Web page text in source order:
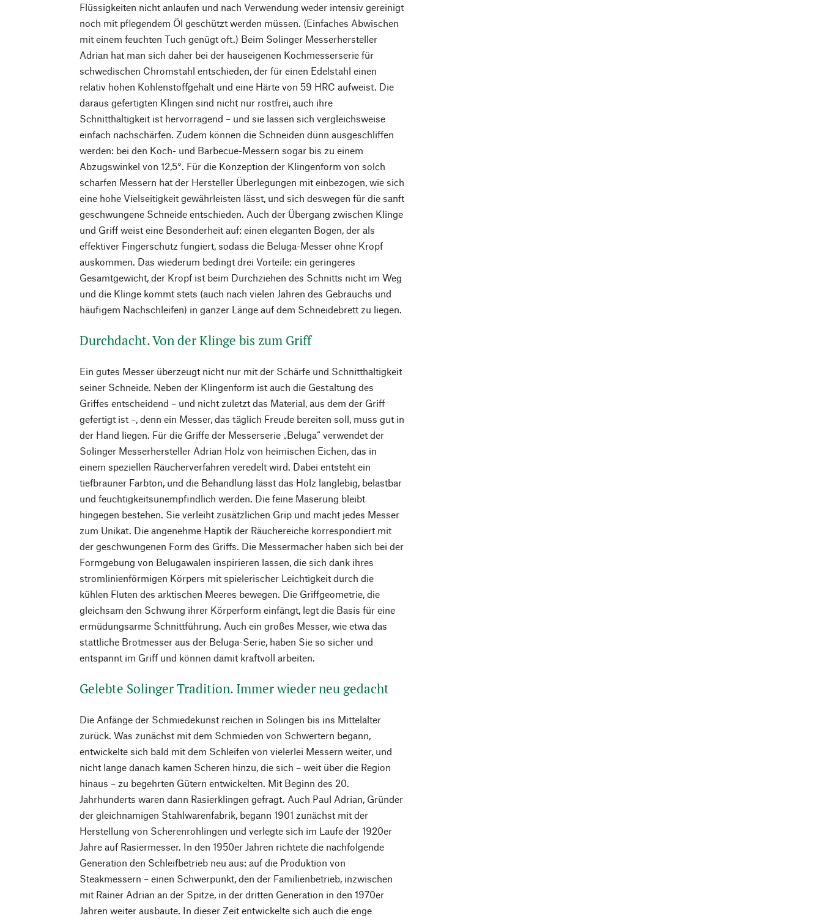
Flüssigkeiten nicht anlaufen und nach Verwendung weder intensiv gereinigt
noch mit pflegendem Öl geschützt werden müssen. (Einfaches Abwischen
mit einem feuchten Tuch genügt oft.) Beim Solinger Messerhersteller
Adrian hat man sich daher bei der hauseigenen Kochmesserserie für
schwedischen Chromstahl entschieden, der für einen Edelstahl einen
relativ hohen Kohlenstoffgehalt und eine Härte von 59 HRC aufweist. Die
daraus gefertigten Klingen sind nicht nur rostfrei, auch ihre
Schnitthaltigkeit ist hervorragend – und sie lassen sich vergleichsweise
einfach nachschärfen. Zudem können die Schneiden dünn ausgeschliffen
werden: bei den Koch- und Barbecue-Messern sogar bis zu einem
Abzugswinkel von 12,5°. Für die Konzeption der Klingenform von solch
scharfen Messern hat der Hersteller Überlegungen mit einbezogen, wie sich
eine hohe Vielseitigkeit gewährleisten lässt, und sich deswegen für die sanft
geschwungene Schneide entschieden. Auch der Übergang zwischen Klinge
und Griff weist eine Besonderheit auf: einen eleganten Bogen, der als
effektiver Fingerschutz fungiert, sodass die Beluga-Messer ohne Kropf
auskommen. Das wiederum bedingt drei Vorteile: ein geringeres
Gesamtgewicht, der Kropf ist beim Durchziehen des Schnitts nicht im Weg
und die Klinge kommt stets (auch nach vielen Jahren des Gebrauchs und
häufigem Nachschleifen) in ganzer Länge auf dem Schneidebrett zu liegen.
Durchdacht. Von der Klinge bis zum Griff
Ein gutes Messer überzeugt nicht nur mit der Schärfe und Schnitthaltigkeit
seiner Schneide. Neben der Klingenform ist auch die Gestaltung des
Griffes entscheidend – und nicht zuletzt das Material, aus dem der Griff
gefertigt ist –, denn ein Messer, das täglich Freude bereiten soll, muss gut in
der Hand liegen. Für die Griffe der Messerserie „Beluga“ verwendet der
Solinger Messerhersteller Adrian Holz von heimischen Eichen, das in
einem speziellen Räucherverfahren veredelt wird. Dabei entsteht ein
tiefbrauner Farbton, und die Behandlung lässt das Holz langlebig, belastbar
und feuchtigkeitsunempfindlich werden. Die feine Maserung bleibt
hingegen bestehen. Sie verleiht zusätzlichen Grip und macht jedes Messer
zum Unikat. Die angenehme Haptik der Räuchereiche korrespondiert mit
der geschwungenen Form des Griffs. Die Messermacher haben sich bei der
Formgebung von Belugawalen inspirieren lassen, die sich dank ihres
stromlinienförmigen Körpers mit spielerischer Leichtigkeit durch die
kühlen Fluten des arktischen Meeres bewegen. Die Griffgeometrie, die
gleichsam den Schwung ihrer Körperform einfängt, legt die Basis für eine
ermüdungsarme Schnittführung. Auch ein großes Messer, wie etwa das
stattliche Brotmesser aus der Beluga-Serie, haben Sie so sicher und
entspannt im Griff und können damit kraftvoll arbeiten.
Gelebte Solinger Tradition. Immer wieder neu gedacht
Die Anfänge der Schmiedekunst reichen in Solingen bis ins Mittelalter
zurück. Was zunächst mit dem Schmieden von Schwertern begann,
entwickelte sich bald mit dem Schleifen von vielerlei Messern weiter, und
nicht lange danach kamen Scheren hinzu, die sich – weit über die Region
hinaus – zu begehrten Gütern entwickelten. Mit Beginn des 20.
Jahrhunderts waren dann Rasierklingen gefragt. Auch Paul Adrian, Gründer
der gleichnamigen Stahlwarenfabrik, begann 1901 zunächst mit der
Herstellung von Scherenrohlingen und verlegte sich im Laufe der 1920er
Jahre auf Rasiermesser. In den 1950er Jahren richtete die nachfolgende
Generation den Schleifbetrieb neu aus: auf die Produktion von
Steakmessern – einen Schwerpunkt, den der Familienbetrieb, inzwischen
mit Rainer Adrian an der Spitze, in der dritten Generation in den 1970er
Jahren weiter ausbaute. In dieser Zeit entwickelte sich auch die enge